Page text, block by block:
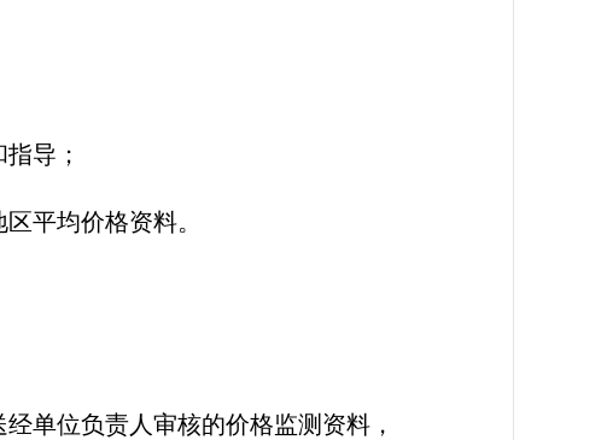
导；
平均价格资料。
单位负责人审核的价格监测资料，